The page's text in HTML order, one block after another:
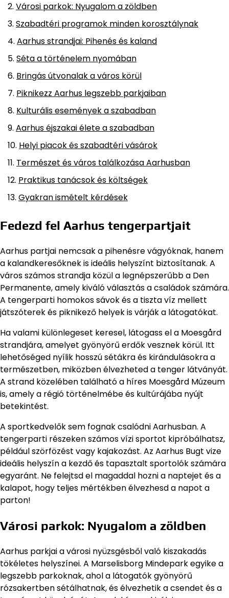
Városi parkok: Nyugalom a zöldben
Szabadtéri programok minden korosztálynak
Aarhus strandjai: Pihenés és kaland
Séta a történelem nyomában
Bringás útvonalak a város körül
Piknikezz Aarhus legszebb parkjaiban
Kulturális események a szabadban
Aarhus éjszakai élete a szabadban
Helyi piacok és szabadtéri vásárok
Természet és város találkozása Aarhusban
Praktikus tanácsok és költségek
Gyakran ismételt kérdések
Fedezd fel Aarhus tengerpartjait
Aarhus partjai nemcsak a pihenésre vágyóknak, hanem
a kalandkeresőknek is ideális helyszínt biztosítanak. A
város számos strandja közül a legnépszerűbb a Den
Permanente, amely kiváló választás a családok számára.
A tengerparti homokos sávok és a tiszta víz mellett
játszóterek és piknikező helyek is várják a látogatókat.
Ha valami különlegeset keresel, látogass el a Moesgård
strandjára, amelyet gyönyörű erdők vesznek körül. Itt
lehetőséged nyílik hosszú sétákra és kirándulásokra a
természetben, miközben élvezheted a tenger látványát.
A strand közelében található a híres Moesgård Múzeum
is, amely a régió történelmébe és kultúrájába nyújt
betekintést.
A sportkedvelők sem fognak csalódni Aarhusban. A
tengerparti részeken számos vízi sportot kipróbálhatsz,
például szörfözést vagy kajakozást. Az Aarhus Bugt vize
ideális helyszín a kezdő és tapasztalt sportolók számára
egyaránt. Ne felejtsd el magaddal hozni a naptejet és a
kalapot, hogy teljes mértékben élvezhesd a napot a
parton!
Városi parkok: Nyugalom a zöldben
Aarhus parkjai a városi nyüzsgésből való kiszakadás
tökéletes helyszínei. A Marselisborg Mindepark egyike a
legszebb parkoknak, ahol a látogatók gyönyörű
rózsakertben sétálhatnak, és élvezhetik a csendet és a